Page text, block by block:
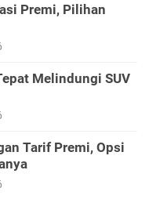
Premi, Pilihan
Melindungi SUV
Tarif Premi, Opsi